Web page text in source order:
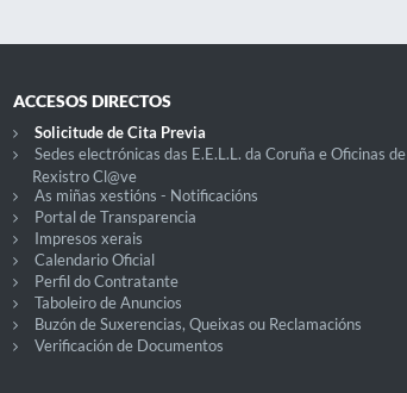
ACCESOS DIRECTOS
Solicitude de Cita Previa
Sedes electrónicas das E.E.L.L. da Coruña e Oficinas de
Rexistro Cl@ve
As miñas xestións - Notificacións
Portal de Transparencia
Impresos xerais
Calendario Oficial
Perfil do Contratante
Taboleiro de Anuncios
Buzón de Suxerencias, Queixas ou Reclamacións
Verificación de Documentos